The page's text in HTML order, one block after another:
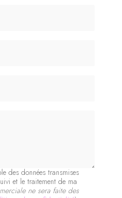
des données transmises
et le traitement de ma
ne sera faite des